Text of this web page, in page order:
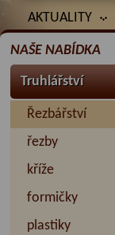
AKTUALITY
NAŠE NABÍDKA
Truhlářství
Řezbářství
řezby
kříže
formičky
plastiky